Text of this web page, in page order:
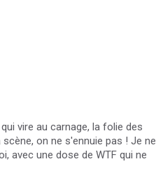
vire au carnage, la folie des
on ne s'ennuie pas ! Je ne
avec une dose de WTF qui ne